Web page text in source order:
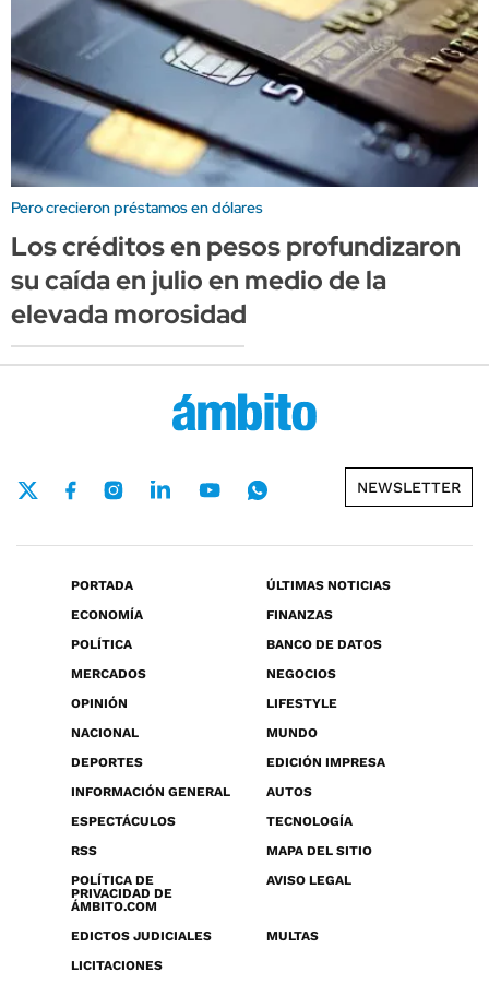
Pero crecieron préstamos en dólares
Los créditos en pesos profundizaron
su caída en julio en medio de la
elevada morosidad
NEWSLETTER
PORTADA
ÚLTIMAS NOTICIAS
ECONOMÍA
FINANZAS
POLÍTICA
BANCO DE DATOS
MERCADOS
NEGOCIOS
OPINIÓN
LIFESTYLE
NACIONAL
MUNDO
DEPORTES
EDICIÓN IMPRESA
INFORMACIÓN GENERAL
AUTOS
ESPECTÁCULOS
TECNOLOGÍA
RSS
MAPA DEL SITIO
POLÍTICA DE
PRIVACIDAD DE
ÁMBITO.COM
AVISO LEGAL
EDICTOS JUDICIALES
MULTAS
LICITACIONES